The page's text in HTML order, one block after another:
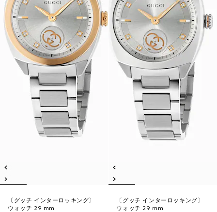
〔グッチ インターロッキング〕
ウォッチ 29 mm
〔グッチ インターロッキング〕
ウォッチ 29 mm